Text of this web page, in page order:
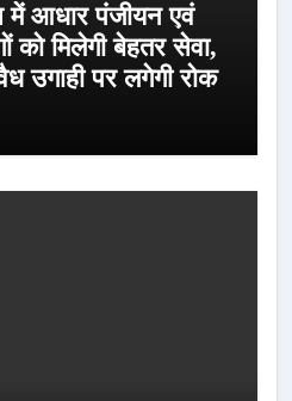
आधार पंजीयन एवं
को मिलेगी बेहतर सेवा,
उगाही पर लगेगी रोक